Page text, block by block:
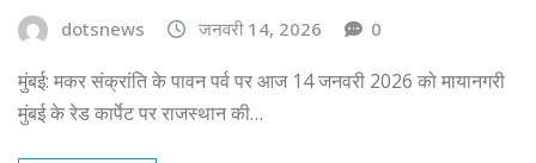
dotsnews जनवरी 14, 2026 0
मुंबई: मकर संक्रांति के पावन पर्व पर आज 14 जनवरी 2026 को मायानगरी
मुंबई के रेड कार्पेट पर राजस्थान की…